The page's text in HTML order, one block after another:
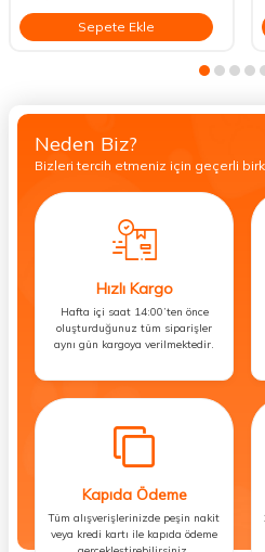
Sepete Ekle
Neden Biz?
Bizleri tercih etmeniz için geçerli
Hızlı Kargo
Hafta içi saat 14:00’ten önce
oluşturduğunuz tüm siparişler
aynı gün kargoya verilmektedir.
Kapıda Ödeme
Tüm alışverişlerinizde peşin nakit
veya kredi kartı ile kapıda ödeme